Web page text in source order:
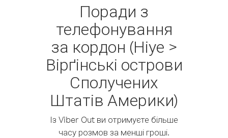
Поради з
телефонування
за кордон (Ніуе >
Вірґінські острови
Сполучених
Штатів Америки)
Із Viber Out ви отримуєте більше
часу розмов за менші гроші.